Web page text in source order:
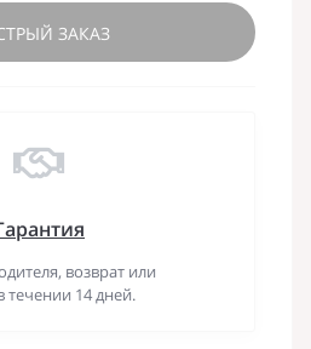
ЗАКАЗ
возврат или
течении 14 дней.